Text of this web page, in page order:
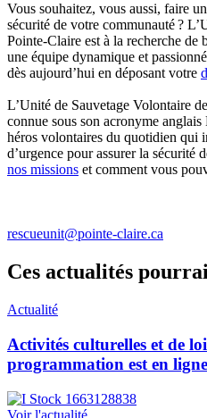
Vous souhaitez, vous aussi, faire
sécurité de votre communauté ?
Pointe-Claire est à la recherche de
une équipe dynamique et
dès aujourd’hui en déposant votre
L’Unité de Sauvetage Volontaire
connue sous son acronyme
héros volontaires du quotidien qui
d’urgence pour assurer la sécurité
nos missions et comment vous
rescueunit@pointe-claire.ca
Ces actualités
Actualité
Activités culturelles et de
programmation est en
Voir l'actualité